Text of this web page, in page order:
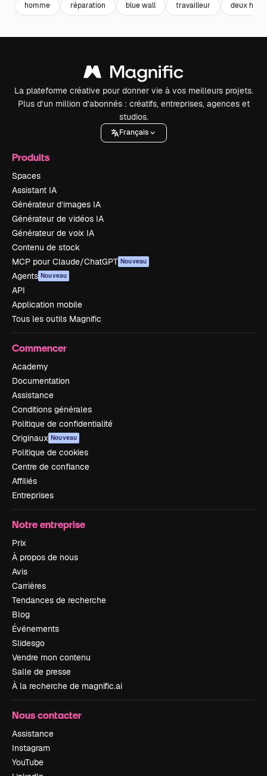
homme réparation blue wall travailleur deux
La plateforme créative pour donner vie à vos meilleurs projets.
Plus d’un million d’abonnés : créatifs, entreprises, agences et
studios.
Français
Produits
Spaces
Assistant IA
Générateur d’images IA
Générateur de vidéos IA
Générateur de voix IA
Contenu de stock
MCP pour Claude/ChatGPT Nouveau
Agents Nouveau
API
Application mobile
Tous les outils Magnific
Commencer
Academy
Documentation
Assistance
Conditions générales
Politique de confidentialité
Originaux Nouveau
Politique de cookies
Centre de confiance
Affiliés
Entreprises
Notre entreprise
Prix
À propos de nous
Avis
Carrières
Tendances de recherche
Blog
Événements
Slidesgo
Vendre mon contenu
Salle de presse
À la recherche de magnific.ai
Nous contacter
Assistance
Instagram
YouTube